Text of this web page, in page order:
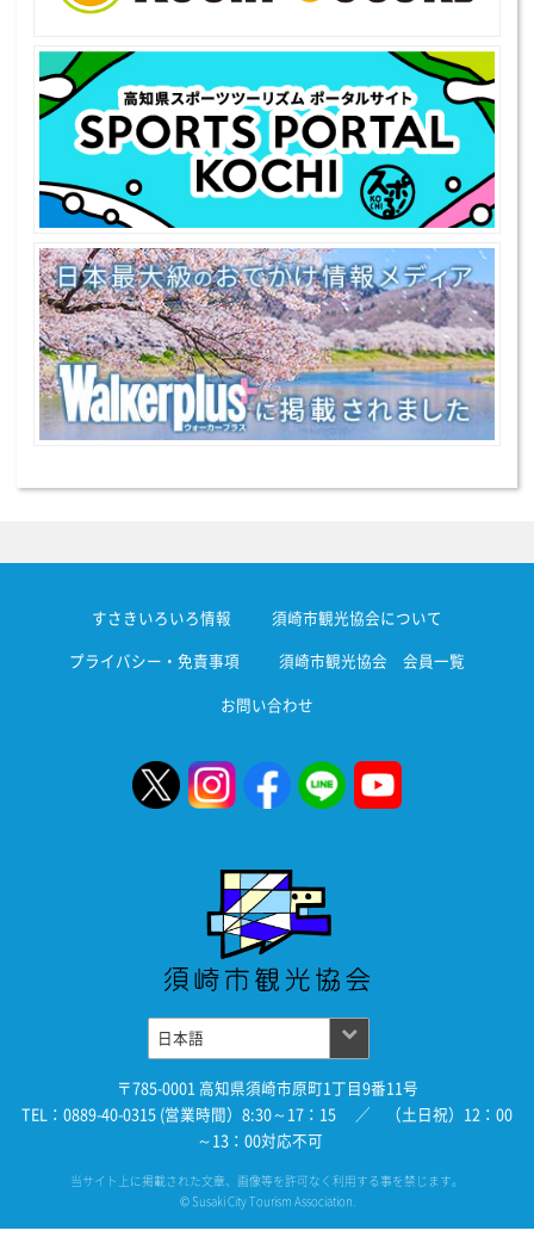
すさきいろいろ情報 須崎市観光協会について
プライバシー・免責事項 須崎市観光協会 会員一覧
お問い合わせ
〒785-0001 高知県須崎市原町1丁目9番11号
TEL：0889-40-0315 (営業時間）8:30～17：15 ／ （土日祝）12：00
～13：00対応不可
当サイト上に掲載された文章、画像等を許可なく利用する事を禁じます。
© Susaki City Tourism Association.